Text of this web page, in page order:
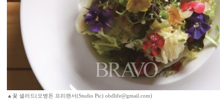
▲꽃 샐러드(오병돈 프리랜서(Studio Pic) obdlife@gmail.com)